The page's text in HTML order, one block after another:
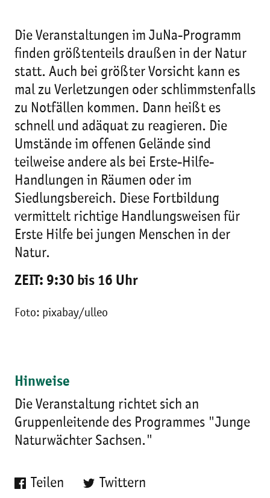
Die Veranstaltungen im JuNa-Programm
finden größtenteils draußen in der Natur
statt. Auch bei größter Vorsicht kann es
mal zu Verletzungen oder schlimmstenfalls
zu Notfällen kommen. Dann heißt es
schnell und adäquat zu reagieren. Die
Umstände im offenen Gelände sind
teilweise andere als bei Erste-Hilfe-
Handlungen in Räumen oder im
Siedlungsbereich. Diese Fortbildung
vermittelt richtige Handlungsweisen für
Erste Hilfe bei jungen Menschen in der
Natur.
ZEIT: 9:30 bis 16 Uhr
Foto: pixabay/ulleo
Hinweise
Die Veranstaltung richtet sich an
Gruppenleitende des Programmes "Junge
Naturwächter Sachsen."
Teilen Twittern